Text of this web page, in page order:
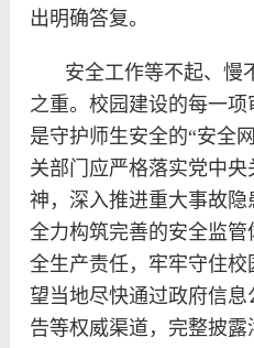
出明确答复。
安全工作等不起、慢
之重。校园建设的每一
是守护师生安全的“安全
关部门应严格落实党中
神，深入推进重大事故隐
全力构筑完善的安全监
全生产责任，牢牢守住
望当地尽快通过政府信
告等权威渠道，完整披